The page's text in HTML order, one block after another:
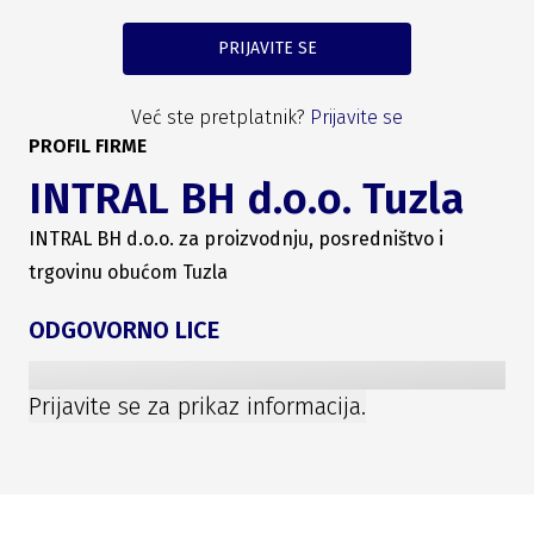
PRIJAVITE SE
Već ste pretplatnik? Prijavite se
PROFIL FIRME
INTRAL BH d.o.o. Tuzla
INTRAL BH d.o.o. za proizvodnju, posredništvo i
trgovinu obućom Tuzla
ODGOVORNO LICE
Prijavite se za prikaz informacija.